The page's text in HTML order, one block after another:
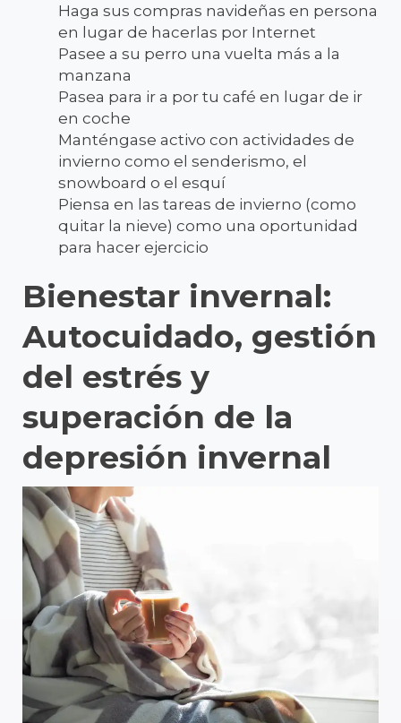
Haga sus compras navideñas en persona
en lugar de hacerlas por Internet
Pasee a su perro una vuelta más a la
manzana
Pasea para ir a por tu café en lugar de ir
en coche
Manténgase activo con actividades de
invierno como el senderismo, el
snowboard o el esquí
Piensa en las tareas de invierno (como
quitar la nieve) como una oportunidad
para hacer ejercicio
Bienestar invernal:
Autocuidado, gestión
del estrés y
superación de la
depresión invernal